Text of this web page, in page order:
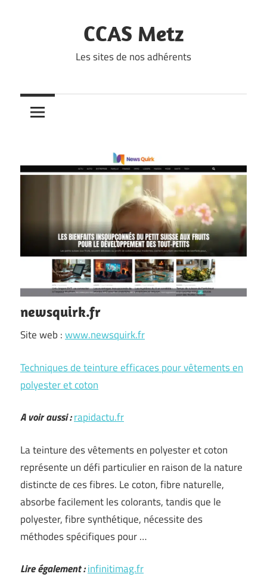
CCAS Metz
Les sites de nos adhérents
newsquirk.fr
Site web :www.newsquirk.fr
Techniques de teinture efficaces pour vêtements en
polyester et coton
A voir aussi :rapidactu.fr
La teinture des vêtements en polyester et coton
représente un défi particulier en raison de la nature
distincte de ces fibres. Le coton, fibre naturelle,
absorbe facilement les colorants, tandis que le
polyester, fibre synthétique, nécessite des
méthodes spécifiques pour …
Lire également :infinitimag.fr